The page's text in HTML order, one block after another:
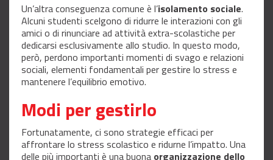
Un’altra conseguenza comune è l’isolamento sociale.
Alcuni studenti scelgono di ridurre le interazioni con gli
amici o di rinunciare ad attività extra-scolastiche per
dedicarsi esclusivamente allo studio. In questo modo,
però, perdono importanti momenti di svago e relazioni
sociali, elementi fondamentali per gestire lo stress e
mantenere l’equilibrio emotivo.
Modi per gestirlo
Fortunatamente, ci sono strategie efficaci per
affrontare lo stress scolastico e ridurne l’impatto. Una
delle più importanti è una buona organizzazione dello